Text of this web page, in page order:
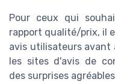
Pour ceux qui
rapport qualité/prix, il
avis utilisateurs avant
les sites d'avis de
des surprises